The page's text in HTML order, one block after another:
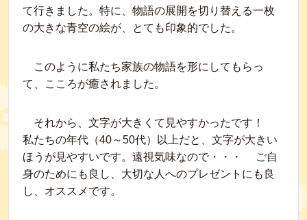
て行きました。特に、物語の展開を切り替える一枚
の大きな青空の絵が、とても印象的でした。
このように私たち家族の物語を形にしてもらっ
て、こころが癒されました。
それから、文字が大きくて見やすかったです！
私たちの年代（40～50代）以上だと、文字が大きい
ほうが見やすいです。遠視気味なので・・・ ご自
身のためにも良し、大切な人へのプレゼントにも良
し、オススメです。